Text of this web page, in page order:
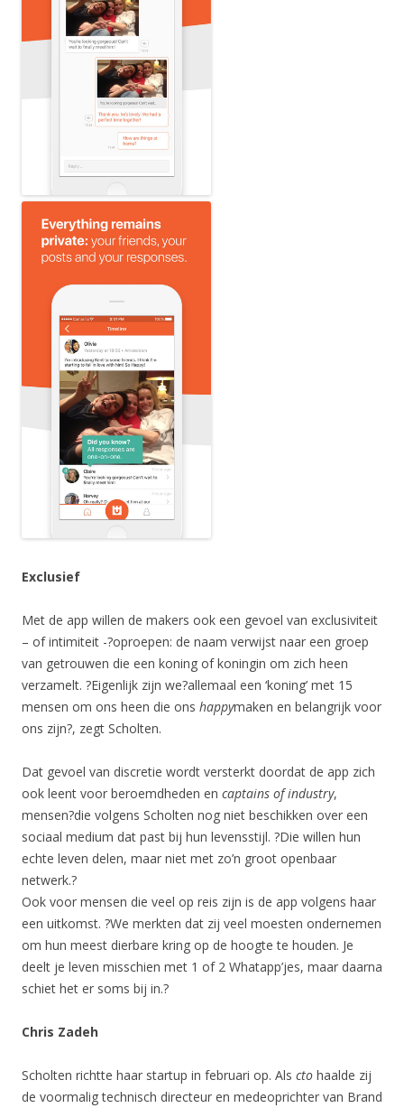
Exclusief
Met de app willen de makers ook een gevoel van exclusiviteit
– of intimiteit -?oproepen: de naam verwijst naar een groep
van getrouwen die een koning of koningin om zich heen
verzamelt. ?Eigenlijk zijn we?allemaal een ‘koning’ met 15
mensen om ons heen die ons happymaken en belangrijk voor
ons zijn?, zegt Scholten.
Dat gevoel van discretie wordt versterkt doordat de app zich
ook leent voor beroemdheden en captains of industry,
mensen?die volgens Scholten nog niet beschikken over een
sociaal medium dat past bij hun levensstijl. ?Die willen hun
echte leven delen, maar niet met zo’n groot openbaar
netwerk.?
Ook voor mensen die veel op reis zijn is de app volgens haar
een uitkomst. ?We merkten dat zij veel moesten ondernemen
om hun meest dierbare kring op de hoogte te houden. Je
deelt je leven misschien met 1 of 2 Whatapp’jes, maar daarna
schiet het er soms bij in.?
Chris Zadeh
Scholten richtte haar startup in februari op. Als cto haalde zij
de voormalig technisch directeur en medeoprichter van Brand